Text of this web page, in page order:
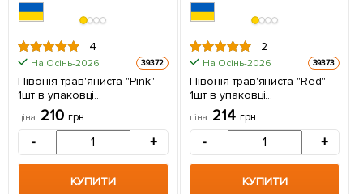
4
На Осінь-2026 39372
Півонія трав'яниста "Pink"
1шт в упаковці
(Кореневище)
ціна 210 грн
- +
КУПИТИ
2
На Осінь-2026 39373
Півонія трав'яниста "Red"
1шт в упаковці
(Кореневище)
ціна 214 грн
- +
КУПИТИ